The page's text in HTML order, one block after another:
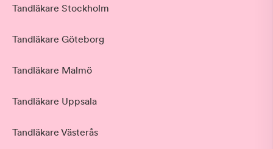
Tandläkare Stockholm
Tandläkare Göteborg
Tandläkare Malmö
Tandläkare Uppsala
Tandläkare Västerås